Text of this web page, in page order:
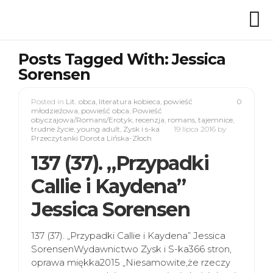
Posts Tagged With: Jessica
Sorensen
0
Posted in Lit. obca, literatura kobieca, powieść
młodzieżowa, powieść obca, Powieść
obyczajowa/Romans/Erotyk, recenzja, romans, tajemnice,
trudne życie, young adult, Zysk i s-ka 19 lipca 2016 by
Przeczytanki Dorota Lińska-Złoch
137 (37). „Przypadki
Callie i Kaydena”
Jessica Sorensen
137 (37). „Przypadki Callie i Kaydena” Jessica
SorensenWydawnictwo Zysk i S-ka366 stron,
oprawa miękka2015 „Niesamowite,że rzeczy